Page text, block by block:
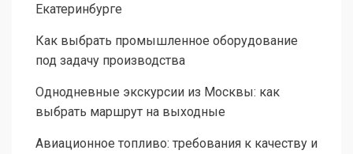
Екатеринбурге
Как выбрать промышленное оборудование
под задачу производства
Однодневные экскурсии из Москвы: как
выбрать маршрут на выходные
Авиационное топливо: требования к качеству и